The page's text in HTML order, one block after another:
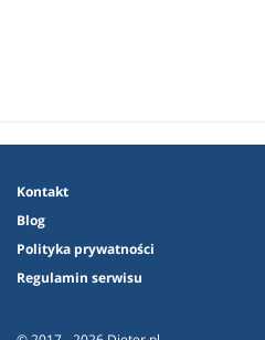
Kontakt
Blog
Polityka prywatności
Regulamin serwisu